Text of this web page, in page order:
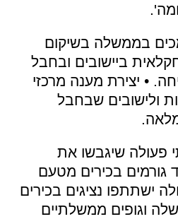
בממשלה בשיקום
ביישובים ובחבל
• יצירת מענה מרכזי
ולישובים שבחבל
פעולה שיגבשו את
גורמים בכירים מטעם
ישתתפו נציגים בכירים
וגופים ממשלתיים